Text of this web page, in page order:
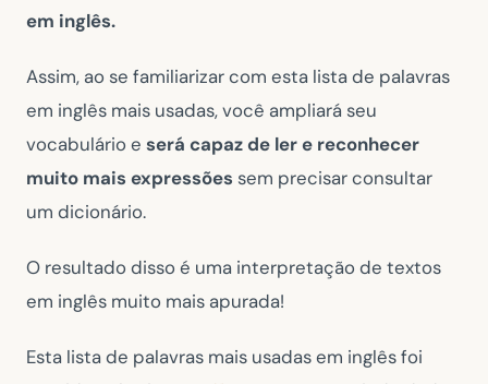
em inglês.
Assim, ao se familiarizar com esta lista de palavras
em inglês mais usadas, você ampliará seu
vocabulário e será capaz de ler e reconhecer
muito mais expressões sem precisar consultar
um dicionário.
O resultado disso é uma interpretação de textos
em inglês muito mais apurada!
Esta lista de palavras mais usadas em inglês foi